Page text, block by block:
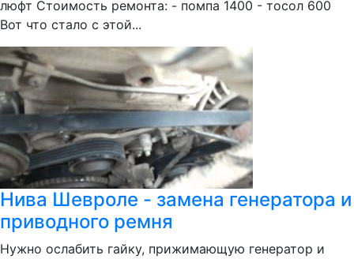
люфт Стоимость ремонта: - помпа 1400 - тосол 600
Вот что стало с этой...
Нива Шевроле - замена генератора и
приводного ремня
Нужно ослабить гайку, прижимающую генератор и